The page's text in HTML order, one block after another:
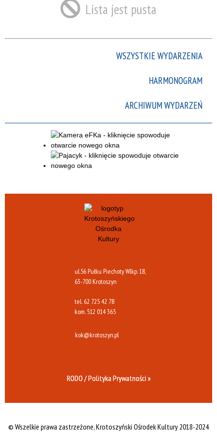
Trwające w
Promowane
Lista jest pusta
WSZYSTKIE WYDARZENIA
HARMONOGRAM
ARCHIWUM WYDARZEŃ
ul.56 Pułku Piechoty Wlkp. 18,
63-700 Krotoszyn
tel. 62 725 42 78
kom.512 014 365
kok@krotoszyn.pl
RODO / Polityka Prywatności »
© Wszelkie prawa zastrzeżone,Krotoszyński Ośrodek Kultury 2018-2024